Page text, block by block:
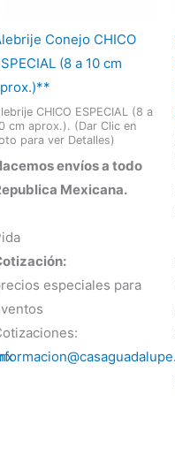
Conejo CHICO
(8 a 10 cm
CHICO ESPECIAL (8 a
cm aprox.). (Dar Clic en
para ver Detalles)
envíos a todo
Mexicana.
especiales para